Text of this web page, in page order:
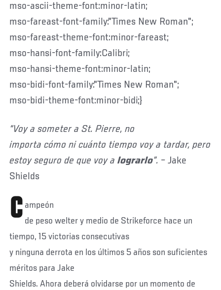
mso-ascii-theme-font:minor-latin;
mso-fareast-font-family:"Times New Roman";
mso-fareast-theme-font:minor-fareast;
mso-hansi-font-family:Calibri;
mso-hansi-theme-font:minor-latin;
mso-bidi-font-family:"Times New Roman";
mso-bidi-theme-font:minor-bidi;}
“Voy a someter a St. Pierre, no
importa cómo ni cuánto tiempo voy a tardar, pero
estoy seguro de que voy a lograrlo”. – Jake
Shields
C ampeón
de peso welter y medio de Strikeforce hace un
tiempo, 15 victorias consecutivas
y ninguna derrota en los últimos 5 años son suficientes
méritos para Jake
Shields. Ahora deberá olvidarse por un momento de